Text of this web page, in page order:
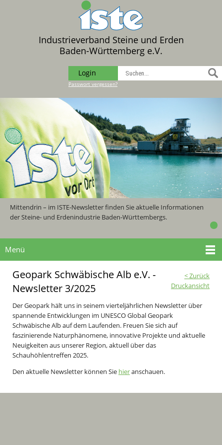
Industrieverband Steine und Erden
Baden-Württemberg e.V.
Login
Passwort vergessen?
Mittendrin – im ISTE-Newsletter finden Sie aktuelle Informationen
der Steine- und Erdenindustrie Baden-Württembergs.
Menü
< Zurück
Druckansicht
Geopark Schwäbische Alb e.V. -
Newsletter 3/2025
Der Geopark hält uns in seinem vierteljährlichen Newsletter über
spannende Entwicklungen im UNESCO Global Geopark
Schwäbische Alb auf dem Laufenden. Freuen Sie sich auf
faszinierende Naturphänomene, innovative Projekte und aktuelle
Neuigkeiten aus unserer Region, aktuell über das
Schauhöhlentreffen 2025.
Den aktuelle Newsletter können Sie hieranschauen.